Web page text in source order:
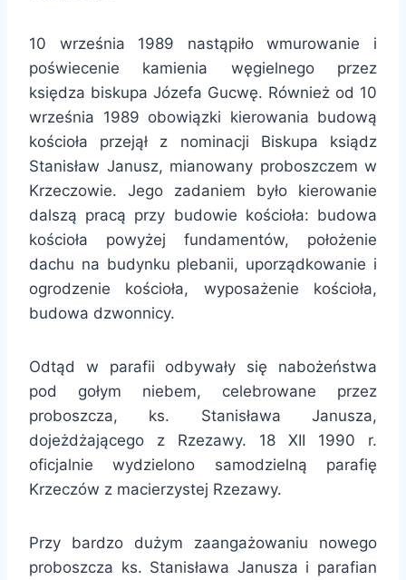
10 września 1989 nastąpiło wmurowanie i
poświecenie kamienia węgielnego przez
księdza biskupa Józefa Gucwę. Również od 10
września 1989 obowiązki kierowania budową
kościoła przejął z nominacji Biskupa ksiądz
Stanisław Janusz, mianowany proboszczem w
Krzeczowie. Jego zadaniem było kierowanie
dalszą pracą przy budowie kościoła: budowa
kościoła powyżej fundamentów, położenie
dachu na budynku plebanii, uporządkowanie i
ogrodzenie kościoła, wyposażenie kościoła,
budowa dzwonnicy.
Odtąd w parafii odbywały się nabożeństwa
pod gołym niebem, celebrowane przez
proboszcza, ks. Stanisława Janusza,
dojeżdżającego z Rzezawy. 18 XII 1990 r.
oficjalnie wydzielono samodzielną parafię
Krzeczów z macierzystej Rzezawy.
Przy bardzo dużym zaangażowaniu nowego
proboszcza ks. Stanisława Janusza i parafian